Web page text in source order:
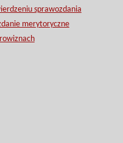
sprawozdania
merytoryczne